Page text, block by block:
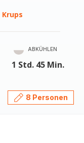
Krups
ABKÜHLEN
1 Std. 45 Min.
8 Personen